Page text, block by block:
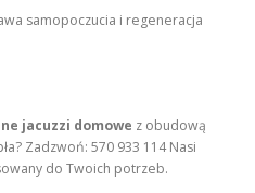
samopoczucia i regeneracja
jacuzzi domowe z obudową
Zadzwoń: 570 933 114 Nasi
do Twoich potrzeb.